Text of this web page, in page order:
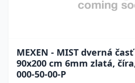
MEXEN - MIST dverná
90x200 cm 6mm zlatá,
000-50-00-P